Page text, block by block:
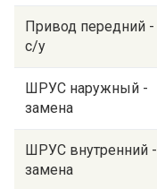
Привод передний -
с/у
ШРУС наружный -
замена
ШРУС внутренний -
замена